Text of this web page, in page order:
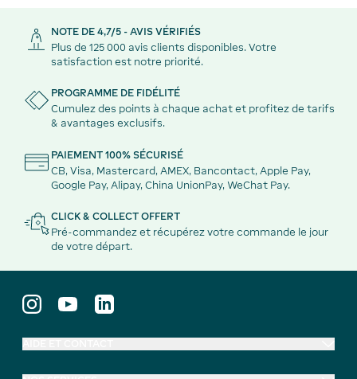
NOTE DE 4,7/5 - AVIS VÉRIFIÉS
Plus de 125 000 avis clients disponibles. Votre
satisfaction est notre priorité.
PROGRAMME DE FIDÉLITÉ
Cumulez des points à chaque achat et profitez de tarifs
& avantages exclusifs.
PAIEMENT 100% SÉCURISÉ
CB, Visa, Mastercard, AMEX, Bancontact, Apple Pay,
Google Pay, Alipay, China UnionPay, WeChat Pay.
CLICK & COLLECT OFFERT
Pré-commandez et récupérez votre commande le jour
de votre départ.